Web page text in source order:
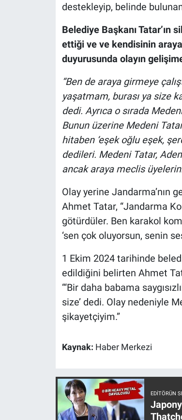
destekleyip, belinde bulunan
Belediye Başkanı
ettiği ve ve kendisinin araya
duyurusunda olayın
“Ben de araya girmeye
yaşatmam, burası ya size
dedi. Ayrıca o sırada
Bunun üzerine Medeni
hitaben ‘eşek oğlu eşek,
dedileri. Medeni Tatar,
ancak araya meclis
Olay yerine Jandarma’nın
Ahmet Tatar, “Jandarma
götürdüler. Ben karakol
‘sen çok oluyorsun, senin
1 Ekim 2024 tarihinde
edildiğini belirten Ahmet
‘“Bir daha babama
size’ dedi. Olay nedeniyle
şikayetçiyim.”
Kaynak: Haber Merkezi
EDITÖRÜN
Teknoloji
Türkiye'nin Gündemi
Yerel Gündem
Yerel Yaşam
Canlı Yayın